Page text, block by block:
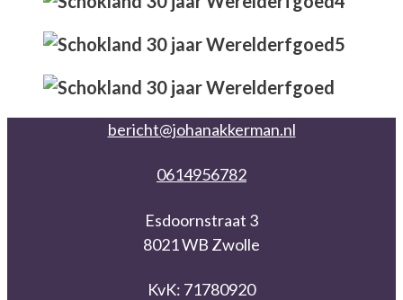
bericht@johanakkerman.nl
0614956782
Esdoornstraat 3
8021 WB Zwolle
KvK: 71780920